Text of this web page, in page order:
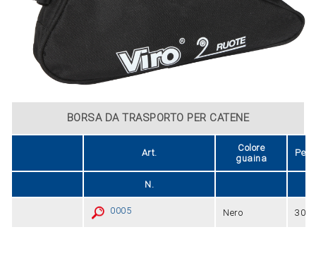
BORSA DA TRASPORTO PER CATENE
Art.
Colore
guaina
N.
0005 Nero 300